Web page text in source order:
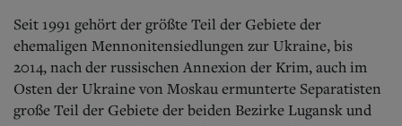
Seit 1991 gehört der größte Teil der Gebiete der
ehemaligen Mennonitensiedlungen zur Ukraine, bis
2014, nach der russischen Annexion der Krim, auch im
Osten der Ukraine von Moskau ermunterte Separatisten
große Teil der Gebiete der beiden Bezirke Lugansk und